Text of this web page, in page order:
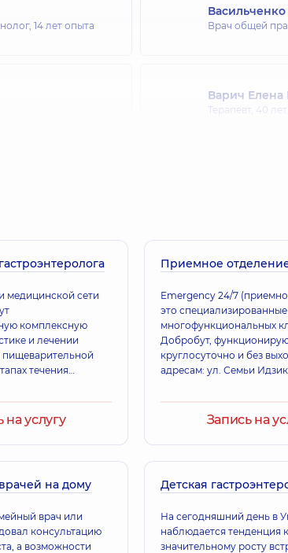
14 лет опыта Врач общей
Варич Елена
Терапевт, 40
Витюк Алина
Бондарчук
Ревматолог;
Терапевт;
диагностики;
Бурлаченко
Терапевт;
медицинской сети
комплексную
и лечении
течения
на услугу
Приемное
Emergency 24/7
это
многофункциональных
Добробут,
круглосуточно и без
адресам: ул. Семьи
Запись на
на дому
врач или
консультацию
а возможности
Детская
На сегодняшний день в
наблюдается тенденция к
значительному росту